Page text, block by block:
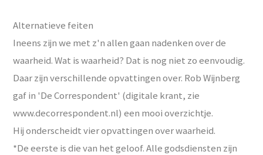
Alternatieve feiten
Ineens zijn we met z'n allen gaan nadenken over de
waarheid. Wat is waarheid? Dat is nog niet zo eenvoudig.
Daar zijn verschillende opvattingen over. Rob Wijnberg
gaf in 'De Correspondent' (digitale krant, zie
www.decorrespondent.nl) een mooi overzichtje.
Hij onderscheidt vier opvattingen over waarheid.
*De eerste is die van het geloof. Alle godsdiensten zijn